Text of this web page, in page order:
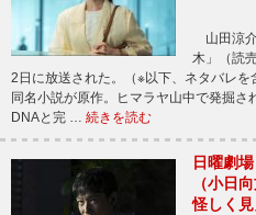
山田涼
木」（読
2日に放送された。（※以下、ネタバレ
同名小説が原作。ヒマラヤ山中で発掘
DNAと完 … 続きを読む
日曜劇
（小日
怪しく見